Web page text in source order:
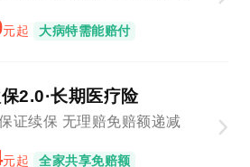
元起 大病特需能赔付
2.0·长期医疗险
证续保 无理赔免赔额递减
元起 全家共享免赔额